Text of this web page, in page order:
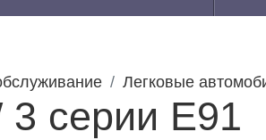
Легковые
серии E91